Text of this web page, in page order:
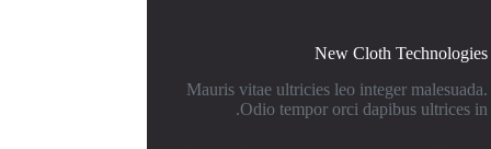
New Cloth Technologies
Mauris vitae ultricies leo integer malesuada.
Odio tempor orci dapibus ultrices in.